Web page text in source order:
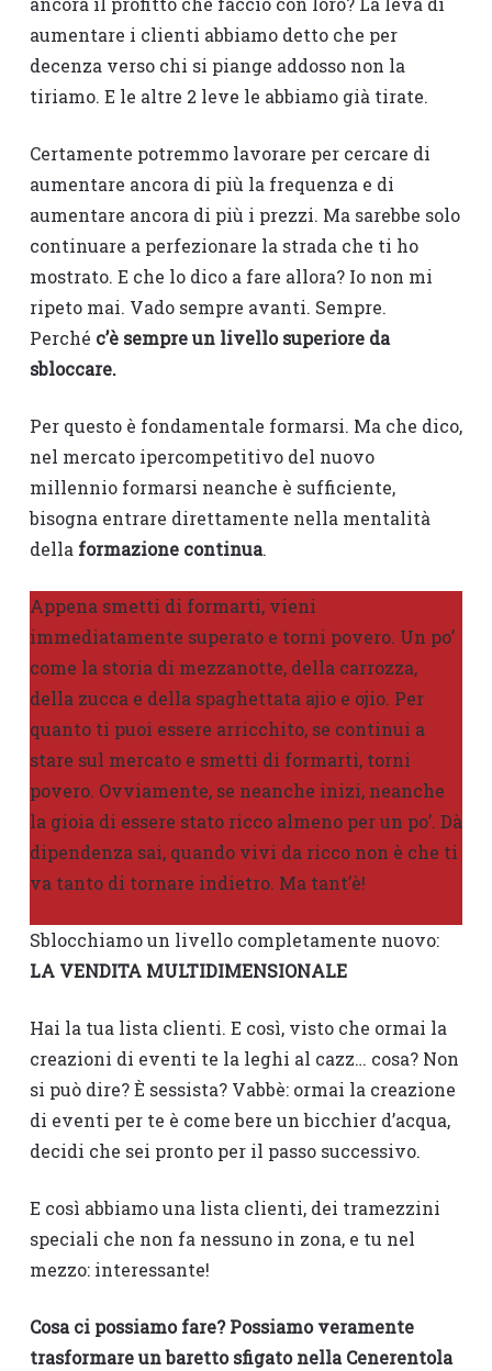
aumentare i clienti abbiamo detto che per
decenza verso chi si piange addosso non la
tiriamo. E le altre 2 leve le abbiamo già tirate.
Certamente potremmo lavorare per cercare di
aumentare ancora di più la frequenza e di
aumentare ancora di più i prezzi. Ma sarebbe solo
continuare a perfezionare la strada che ti ho
mostrato. E che lo dico a fare allora? Io non mi
ripeto mai. Vado sempre avanti. Sempre.
Perché c’è sempre un livello superiore da
sbloccare.
Per questo è fondamentale formarsi. Ma che dico,
nel mercato ipercompetitivo del nuovo
millennio formarsi neanche è sufficiente,
bisogna entrare direttamente nella mentalità
della formazione continua.
Appena smetti di formarti, vieni
immediatamente superato e torni povero. Un po’
come la storia di mezzanotte, della carrozza,
della zucca e della spaghettata ajio e ojio. Per
quanto ti puoi essere arricchito, se continui a
stare sul mercato e smetti di formarti, torni
povero. Ovviamente, se neanche inizi, neanche
la gioia di essere stato ricco almeno per un po’. Dà
dipendenza sai, quando vivi da ricco non è che ti
va tanto di tornare indietro. Ma tant’è!
Sblocchiamo un livello completamente nuovo:
LA VENDITA MULTIDIMENSIONALE
Hai la tua lista clienti. E così, visto che ormai la
creazioni di eventi te la leghi al cazz… cosa? Non
si può dire? È sessista? Vabbè: ormai la creazione
di eventi per te è come bere un bicchier d’acqua,
decidi che sei pronto per il passo successivo.
E così abbiamo una lista clienti, dei tramezzini
speciali che non fa nessuno in zona, e tu nel
mezzo: interessante!
Cosa ci possiamo fare? Possiamo veramente
trasformare un baretto sfigato nella Cenerentola